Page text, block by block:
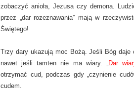
zobaczyć anioła, Jezusa czy demona.
przez „dar rozeznawania” mają w
Świętego!
Trzy dary ukazują moc Bożą. Jeśli Bóg daje
nawet jeśli tamten nie ma wiary. „Dar
otrzymać cud, podczas gdy „czynienie
cudem.